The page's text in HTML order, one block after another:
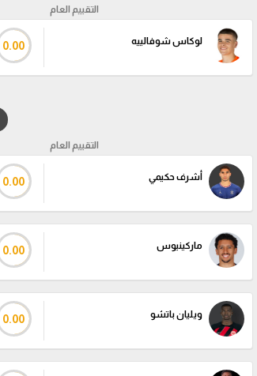
التقييم العام
لوكاس شوفالييه 0.00
التقييم العام
أشرف حكيمي 0.00
ماركينيوس 0.00
ويليان باتشو 0.00